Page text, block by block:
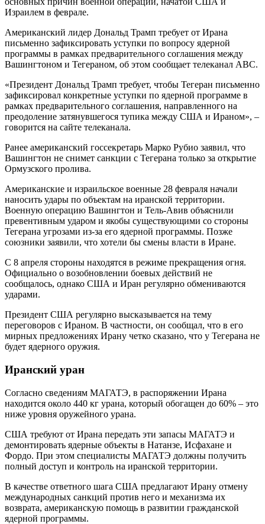
Израилем в феврале.
Американский лидер Дональд Трамп требует от Ирана
письменно зафиксировать уступки по вопросу ядерной
программы в рамках предварительного соглашения между
Вашингтоном и Тегераном, об этом сообщает телеканал ABC.
«Президент Дональд Трамп требует, чтобы Тегеран письменно
зафиксировал конкретные уступки по ядерной программе в
рамках предварительного соглашения, направленного на
преодоление затянувшегося тупика между США и Ираном», –
говорится на сайте телеканала.
Ранее американский госсекретарь Марко Рубио заявил, что
Вашингтон не снимет санкции с Тегерана только за открытие
Ормузского пролива.
Американские и израильское военные 28 февраля начали
наносить удары по объектам на иранской территории.
Военную операцию Вашингтон и Тель-Авив объяснили
превентивным ударом и якобы существующими со стороны
Тегерана угрозами из-за его ядерной программы. Позже
союзники заявили, что хотели бы смены власти в Иране.
С 8 апреля стороны находятся в режиме прекращения огня.
Официально о возобновлении боевых действий не
сообщалось, однако США и Иран регулярно обмениваются
ударами.
Президент США регулярно высказывается на тему
переговоров с Ираном. В частности, он сообщал, что в его
мирных предложениях Ирану четко сказано, что у Тегерана не
будет ядерного оружия.
Иранский уран
Согласно сведениям МАГАТЭ, в распоряжении Ирана
находится около 440 кг урана, который обогащен до 60% – это
ниже уровня оружейного урана.
США требуют от Ирана передать эти запасы МАГАТЭ и
демонтировать ядерные объекты в Натанзе, Исфахане и
Фордо. При этом специалисты МАГАТЭ должны получить
полный доступ и контроль на иранской территории.
В качестве ответного шага США предлагают Ирану отмену
международных санкций против него и механизма их
возврата, американскую помощь в развитии гражданской
ядерной программы.